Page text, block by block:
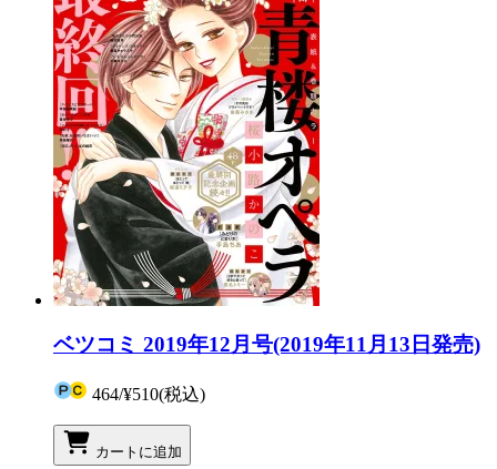
ベツコミ 2019年12月号(2019年11月13日発売)
464/¥510(税込)
カートに追加